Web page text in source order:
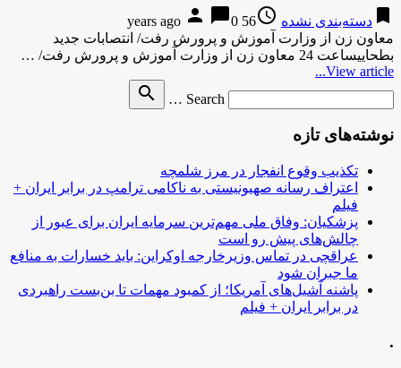
bookmark دسته‌بندی نشده access_time
56 years ago
person chat_bubble0
معاون زن از وزارت آموزش و پرورش رفت/ انتصابات جدید
بطحاییساعت 24 معاون زن از وزارت آموزش و پرورش رفت/ …
View article...
Search …
search
نوشته‌های تازه
تکذیب وقوع انفجار در مرز شلمچه
اعتراف رسانه صهیونیستی به ناکامی ترامپ در برابر ایران +
فیلم
پزشکیان: وفاق ملی مهم‌ترین سرمایه ایران برای عبور از
چالش‌های پیش رو است
عراقچی در تماس وزیرخارجه اوکراین: باید خسارات به منافع
ما جبران شود
پاشنه آشیل‌های آمریکا؛ از کمبود مهمات تا بن‌بست راهبردی
در برابر ایران + فیلم
.